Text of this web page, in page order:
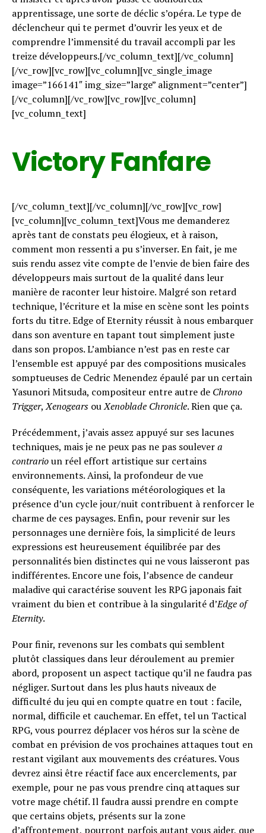
apprentissage, une sorte de déclic s’opéra. Le type de
déclencheur qui te permet d’ouvrir les yeux et de
comprendre l’immensité du travail accompli par les
treize développeurs.[/vc_column_text][/vc_column]
[/vc_row][vc_row][vc_column][vc_single_image
image=”166141″ img_size=”large” alignment=”center”]
[/vc_column][/vc_row][vc_row][vc_column]
[vc_column_text]
Victory Fanfare
[/vc_column_text][/vc_column][/vc_row][vc_row]
[vc_column][vc_column_text]Vous me demanderez
après tant de constats peu élogieux, et à raison,
comment mon ressenti a pu s’inverser. En fait, je me
suis rendu assez vite compte de l’envie de bien faire des
développeurs mais surtout de la qualité dans leur
manière de raconter leur histoire. Malgré son retard
technique, l’écriture et la mise en scène sont les points
forts du titre. Edge of Eternity réussit à nous embarquer
dans son aventure en tapant tout simplement juste
dans son propos. L’ambiance n’est pas en reste car
l’ensemble est appuyé par des compositions musicales
somptueuses de Cedric Menendez épaulé par un certain
Yasunori Mitsuda, compositeur entre autre de Chrono
Trigger,Xenogears ouXenoblade Chronicle. Rien que ça.
Précédemment, j’avais assez appuyé sur ses lacunes
techniques, mais je ne peux pas ne pas soulevera
contrarioun réel effort artistique sur certains
environnements. Ainsi, la profondeur de vue
conséquente, les variations météorologiques et la
présence d’un cycle jour/nuit contribuent à renforcer le
charme de ces paysages. Enfin, pour revenir sur les
personnages une dernière fois, la simplicité de leurs
expressions est heureusement équilibrée par des
personnalités bien distinctes qui ne vous laisseront pas
indifférentes. Encore une fois, l’absence de candeur
maladive qui caractérise souvent les RPG japonais fait
vraiment du bien et contribue à la singularité d’Edge of
Eternity.
Pour finir, revenons sur les combats qui semblent
plutôt classiques dans leur déroulement au premier
abord, proposent un aspect tactique qu’il ne faudra pas
négliger. Surtout dans les plus hauts niveaux de
difficulté du jeu qui en compte quatre en tout : facile,
normal, difficile et cauchemar. En effet, tel un Tactical
RPG, vous pourrez déplacer vos héros sur la scène de
combat en prévision de vos prochaines attaques tout en
restant vigilant aux mouvements des créatures. Vous
devrez ainsi être réactif face aux encerclements, par
exemple, pour ne pas vous prendre cinq attaques sur
votre mage chétif. Il faudra aussi prendre en compte
que certains objets, présents sur la zone
d’affrontement, pourront parfois autant vous aider, que